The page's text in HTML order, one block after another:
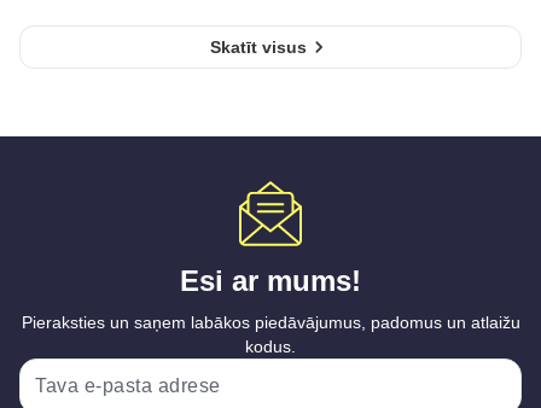
Skatīt visus
Esi ar mums!
Pieraksties un saņem labākos piedāvājumus, padomus un atlaižu
kodus.